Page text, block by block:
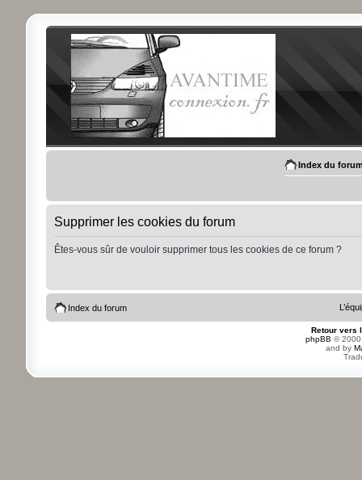
Index du
Supprimer les cookies du forum
Êtes-vous sûr de vouloir supprimer tous les cookies de ce forum ?
Index du forum
Retour vers
phpBB ©
and by